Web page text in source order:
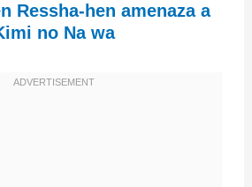
Ressha-hen amenaza a
no Na wa